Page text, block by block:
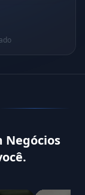
Negócios